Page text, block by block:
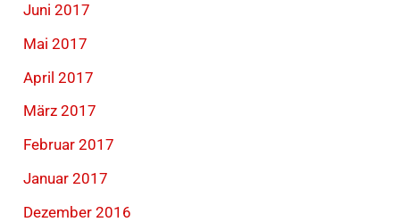
Juni 2017
Mai 2017
April 2017
März 2017
Februar 2017
Januar 2017
Dezember 2016